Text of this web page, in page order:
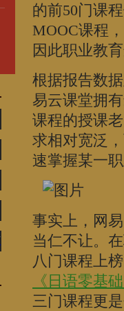
的前50门课
MOOC课程
因此职业教
根据报告数
易云课堂拥
课程的授课
求相对宽泛
速掌握某一
事实上，网
当仁不让。
八门课程上
《日语零基
三门课程更